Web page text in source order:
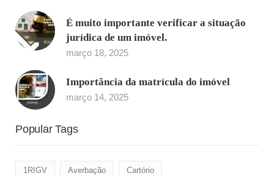
É muito importante verificar a situação
jurídica de um imóvel.
março 18, 2025
Importância da matrícula do imóvel
março 14, 2025
Popular Tags
1RIGV Averbação Cartório